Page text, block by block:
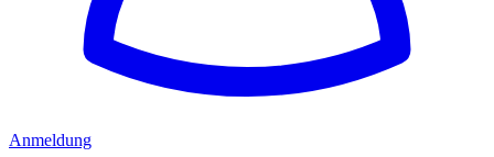
Anmeldung